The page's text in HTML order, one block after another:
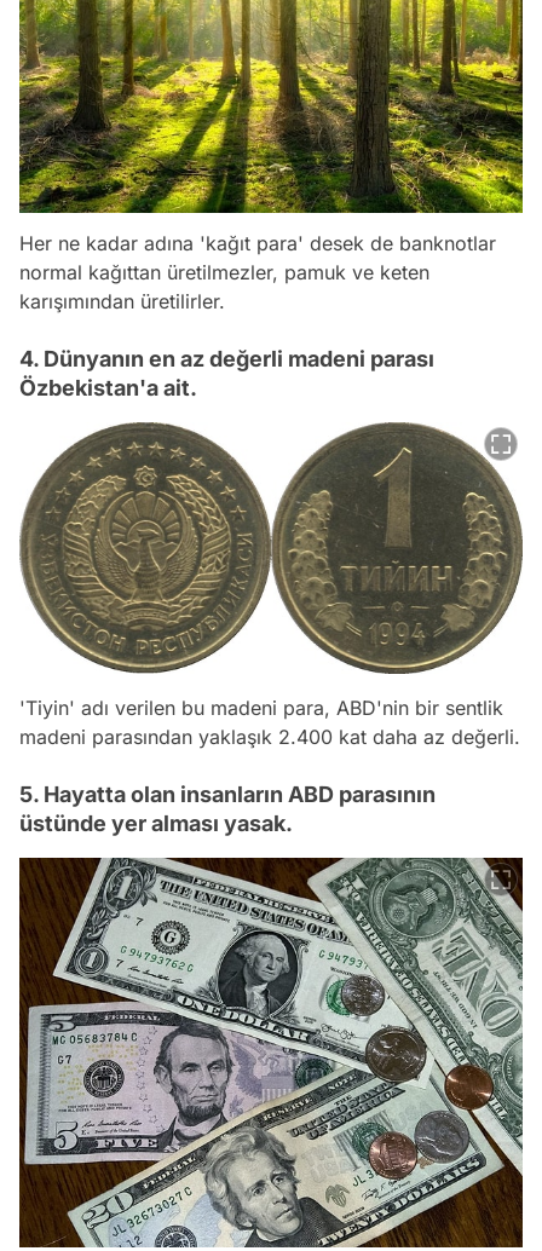
Her ne kadar adına 'kağıt para' desek de banknotlar
normal kağıttan üretilmezler, pamuk ve keten
karışımından üretilirler.
4. Dünyanın en az değerli madeni parası
Özbekistan'a ait.
'Tiyin' adı verilen bu madeni para, ABD'nin bir sentlik
madeni parasından yaklaşık 2.400 kat daha az değerli.
5. Hayatta olan insanların ABD parasının
üstünde yer alması yasak.